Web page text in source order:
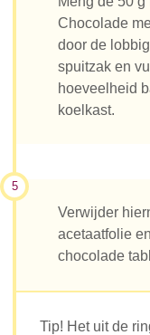
Chocolade
door de
spuitzak en
hoeveelheid
koelkast.
5
Verwijder
acetaatfolie
chocolade
Tip! Het uit de